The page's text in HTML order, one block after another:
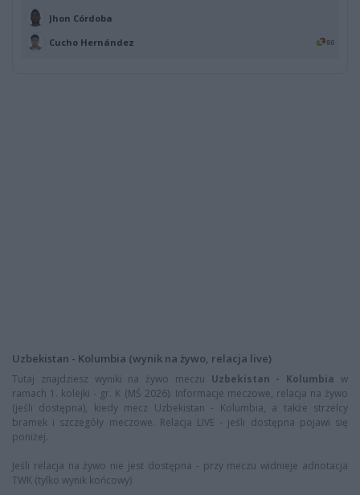
Jhon Córdoba
Cucho Hernández 80
Uzbekistan - Kolumbia (wynik na żywo, relacja live)
Tutaj znajdziesz wyniki na żywo meczu Uzbekistan - Kolumbia w
ramach 1. kolejki - gr. K (MŚ 2026). Informacje meczowe, relacja na żywo
(jeśli dostępna), kiedy mecz Uzbekistan - Kolumbia, a także strzelcy
bramek i szczegóły meczowe. Relacja LIVE - jeśli dostępna pojawi się
poniżej.
Jeśli relacja na żywo nie jest dostępna - przy meczu widnieje adnotacja
TWK (tylko wynik końcowy)